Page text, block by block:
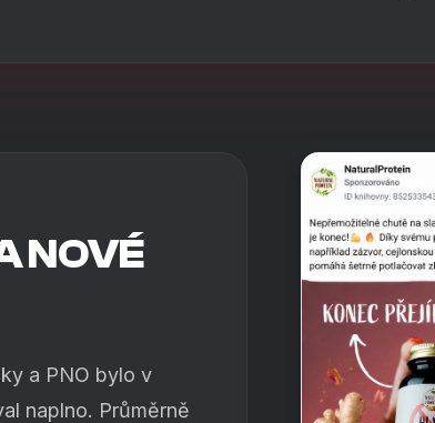
NOVÉ
a PNO bylo v
naplno. Průměrně